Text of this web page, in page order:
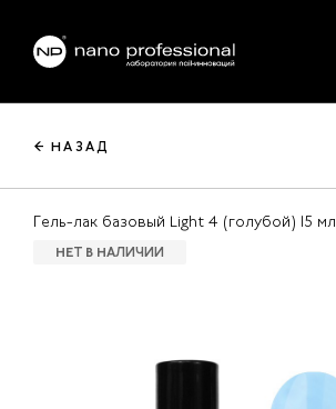
← НАЗАД
Гель-лак базовый Light 4 (голубой) 15 мл
НЕТ В НАЛИЧИИ